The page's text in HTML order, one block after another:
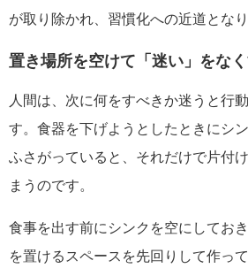
が取り除かれ、習慣化への近道となり
置き場所を空けて「迷い」をな
人間は、次に何をすべきか迷うと行
す。食器を下げようとしたときにシ
ふさがっていると、それだけで片付
まうのです。
食事を出す前にシンクを空にしてお
を置けるスペースを先回りして作っ